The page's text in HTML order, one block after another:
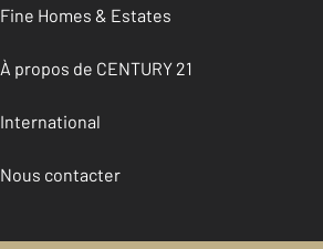
Fine Homes & Estates
À propos de CENTURY 21
International
Nous contacter